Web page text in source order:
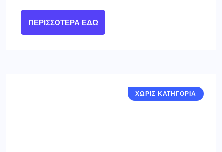
ΠΕΡΙΣΣΌΤΕΡΑ ΕΔΏ
ΧΩΡΙΣ ΚΑΤΗΓΟΡΙΑ